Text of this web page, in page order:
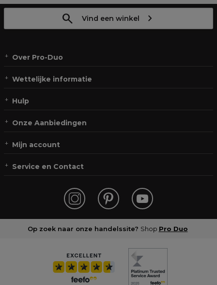
Vind een winkel
Over Pro-Duo
Wettelijke informatie
Hulp
Onze Aanbiedingen
Mijn account
Service en Contact
Op zoek naar onze handelssite? Shop Pro Duo